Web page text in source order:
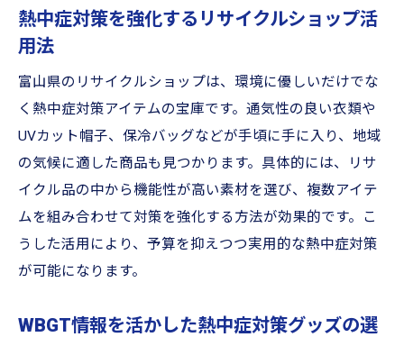
熱中症対策を強化するリサイクルショップ活
用法
富山県のリサイクルショップは、環境に優しいだけでな
く熱中症対策アイテムの宝庫です。通気性の良い衣類や
UVカット帽子、保冷バッグなどが手頃に手に入り、地域
の気候に適した商品も見つかります。具体的には、リサ
イクル品の中から機能性が高い素材を選び、複数アイテ
ムを組み合わせて対策を強化する方法が効果的です。こ
うした活用により、予算を抑えつつ実用的な熱中症対策
が可能になります。
WBGT情報を活かした熱中症対策グッズの選